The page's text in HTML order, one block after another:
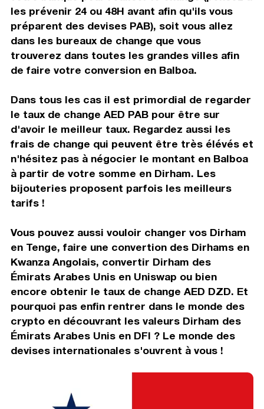
les prévenir 24 ou 48H avant afin qu'ils vous
préparent des devises PAB), soit vous allez
dans les bureaux de change que vous
trouverez dans toutes les grandes villes afin
de faire votre conversion en Balboa.
Dans tous les cas il est primordial de regarder
le taux de change AED PAB pour être sur
d'avoir le meilleur taux. Regardez aussi les
frais de change qui peuvent être très élévés et
n'hésitez pas à négocier le montant en Balboa
à partir de votre somme en Dirham. Les
bijouteries proposent parfois les meilleurs
tarifs !
Vous pouvez aussi vouloir changer vos Dirham
en Tenge, faire une convertion des Dirhams en
Kwanza Angolais, convertir Dirham des
Émirats Arabes Unis en Uniswap ou bien
encore obtenir le taux de change AED DZD. Et
pourquoi pas enfin rentrer dans le monde des
crypto en découvrant les valeurs Dirham des
Émirats Arabes Unis en DFI ? Le monde des
devises internationales s'ouvrent à vous !